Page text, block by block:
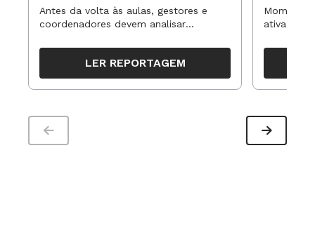
Antes da volta às aulas, gestores e
coordenadores devem analisar
organizar ações para orientar o
trabalho pedagógico ao longo do
período
LER REPORTAGEM
ativa
propostas